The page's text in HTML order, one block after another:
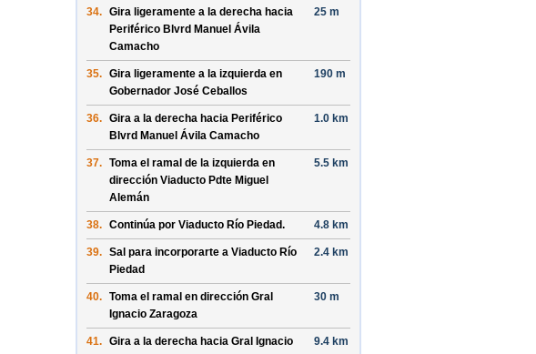
34. Gira ligeramente a la derecha hacia
Periférico Blvrd Manuel Ávila
Camacho
25 m
35. Gira ligeramente a la izquierda en
Gobernador José Ceballos
190 m
36. Gira a la derecha hacia Periférico
Blvrd Manuel Ávila Camacho
1.0 km
37. Toma el ramal de la izquierda en
dirección Viaducto Pdte Miguel
Alemán
5.5 km
38. Continúa por Viaducto Río Piedad. 4.8 km
39. Sal para incorporarte a Viaducto Río
Piedad
2.4 km
40. Toma el ramal en dirección Gral
Ignacio Zaragoza
30 m
41. Gira a la derecha hacia Gral Ignacio
9.4 km